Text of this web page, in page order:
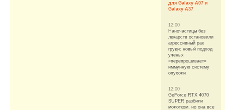
для Galaxy A07 и
Galaxy A37
12:00
Наночастицы без
лекарств остановили
агрессивный рак
груди: новый подход
учёных
«перепрошивает»
иммунную систему
опухоли
12:00
GeForce RTX 4070
SUPER разбили
молотком, но она все